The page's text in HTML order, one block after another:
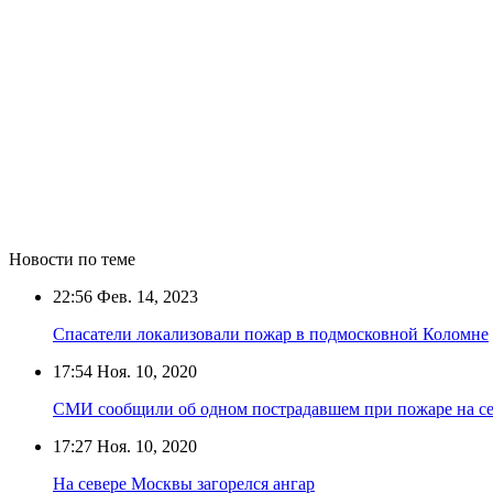
Новости по теме
22:56 Фев. 14, 2023
Спасатели локализовали пожар в подмосковной Коломне
17:54 Ноя. 10, 2020
СМИ сообщили об одном пострадавшем при пожаре на
17:27 Ноя. 10, 2020
На севере Москвы загорелся ангар